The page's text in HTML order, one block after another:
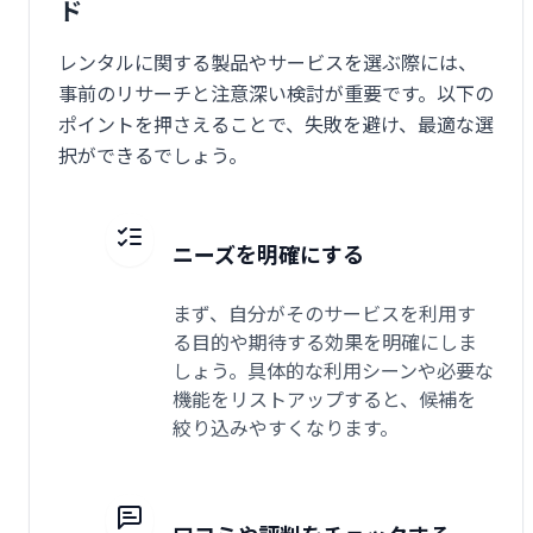
ド
レンタルに関する製品やサービスを選ぶ際には、
事前のリサーチと注意深い検討が重要です。以下の
ポイントを押さえることで、失敗を避け、最適な選
択ができるでしょう。
ニーズを明確にする
まず、自分がそのサービスを利用す
る目的や期待する効果を明確にしま
しょう。具体的な利用シーンや必要な
機能をリストアップすると、候補を
絞り込みやすくなります。